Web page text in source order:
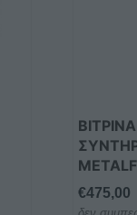
€475,00